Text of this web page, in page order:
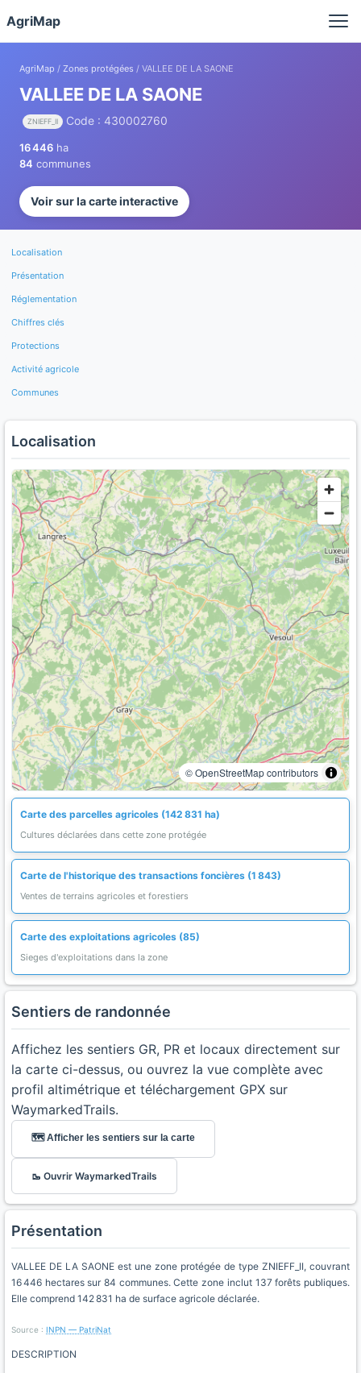
AgriMap
AgriMap / Zones protégées / VALLEE DE LA SAONE
VALLEE DE LA SAONE
ZNIEFF_II Code : 430002760
16 446 ha
84 communes
Voir sur la carte interactive
Localisation
Présentation
Réglementation
Chiffres clés
Protections
Activité agricole
Communes
Localisation
© OpenStreetMap contributors
Carte des parcelles agricoles (142 831 ha)
Cultures déclarées dans cette zone protégée
Carte de l'historique des transactions foncières (1 843)
Ventes de terrains agricoles et forestiers
Carte des exploitations agricoles (85)
Sieges d'exploitations dans la zone
Sentiers de randonnée
Affichez les sentiers GR, PR et locaux directement sur
la carte ci-dessus, ou ouvrez la vue complète avec
profil altimétrique et téléchargement GPX sur
WaymarkedTrails.
🗺️ Afficher les sentiers sur la carte
🥾 Ouvrir WaymarkedTrails
Présentation
VALLEE DE LA SAONE est une zone protégée de type ZNIEFF_II, couvrant
16 446 hectares sur 84 communes. Cette zone inclut 137 forêts publiques.
Elle comprend 142 831 ha de surface agricole déclarée.
Source : INPN — PatriNat
DESCRIPTION